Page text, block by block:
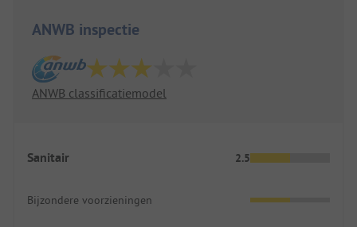
ANWB inspectie
ANWB classificatiemodel
Sanitair 2.5
Bijzondere voorzieningen